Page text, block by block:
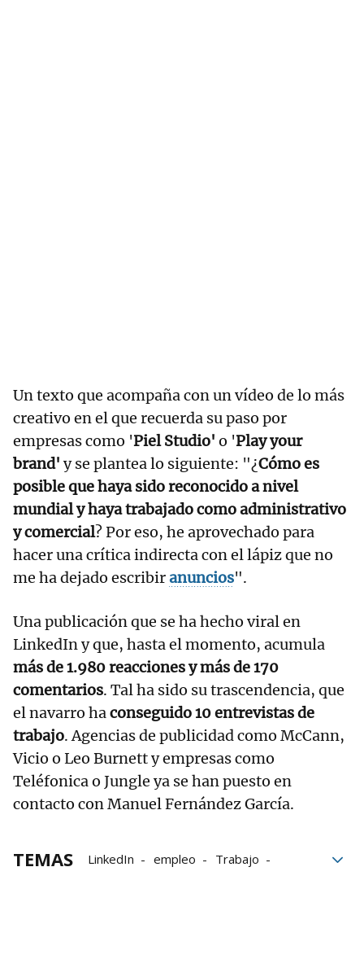
Un texto que acompaña con un vídeo de lo más
creativo en el que recuerda su paso por
empresas como 'Piel Studio' o 'Play your
brand' y se plantea lo siguiente: "¿Cómo es
posible que haya sido reconocido a nivel
mundial y haya trabajado como administrativo
y comercial?Por eso, he aprovechado para
hacer una crítica indirecta con el lápiz que no
me ha dejado escribiranuncios".
Una publicación que se ha hecho viral en
LinkedIn y que, hasta el momento, acumula
más de 1.980 reacciones y más de 170
comentarios. Tal ha sido su trascendencia, que
el navarro haconseguido 10 entrevistas de
trabajo. Agencias de publicidad como McCann,
Vicio o Leo Burnett y empresas como
Teléfonica o Jungle ya se han puesto en
contacto con Manuel Fernández García.
TEMAS LinkedIn empleo
Trabajo